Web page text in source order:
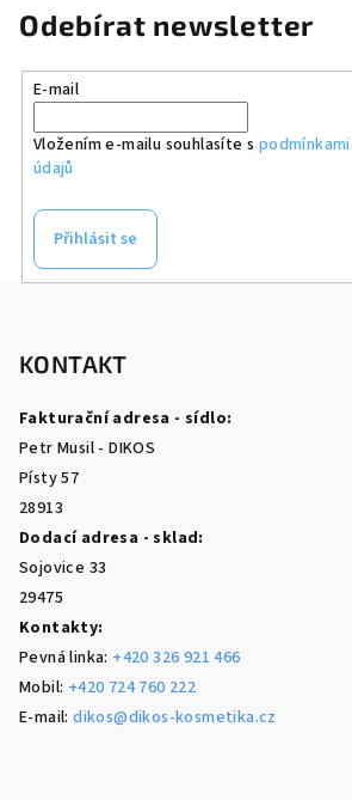
Odebírat newsletter
E-mail
Vložením e-mailu souhlasíte s
údajů
Přihlásit se
KONTAKT
Fakturační adresa - sídlo:
Petr Musil - DIKOS
Písty 57
28913
Dodací adresa - sklad:
Sojovice 33
29475
Kontakty:
Pevná linka: +420 326 921 466
Mobil: +420 724 760 222
E-mail:dikos@dikos-kosmetika.cz